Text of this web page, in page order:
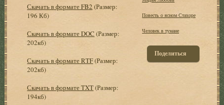
Скачать в формате FB2 (Размер:
196 Кб)
Скачать в формате DOC (Размер:
202кб)
Скачать в формате RTF(Размер:
202кб)
Скачать в формате TXT(Размер:
194кб)
Повесть о ясном Стахоре
Человек в тумане
Поделиться